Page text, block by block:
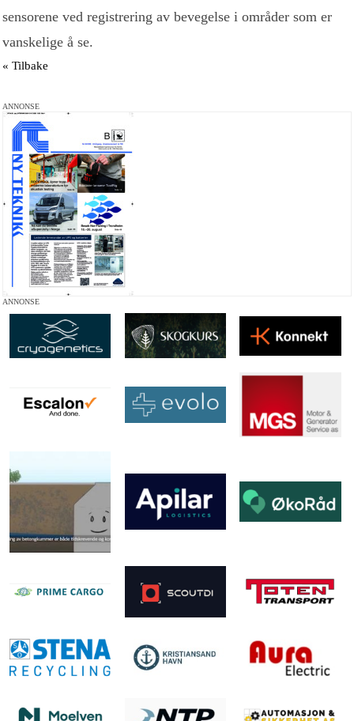
sensorene ved registrering av bevegelse i områder som er
vanskelige å se.
« Tilbake
ANNONSE
ANNONSE